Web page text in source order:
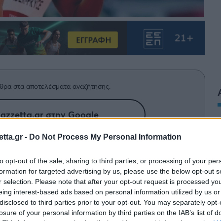
- Do Not Process My Personal Information
opt-out of the sale, sharing to third parties, or processing of your
for targeted advertising by us, please use the below opt-out
selection. Please note that after your opt-out request is processed
interest-based ads based on personal information utilized by us
to third parties prior to your opt-out. You may separately
of your personal information by third parties on the IAB’s list of
στα αποτελέσματα αναζήτησης.
στην Google
23.38 και δεν μπόρεσε να
στον ημιτελικό των 200μ. στο Τόκιο. Η
των ημιτελικών με 23.38. Πάλεψε, αλλά